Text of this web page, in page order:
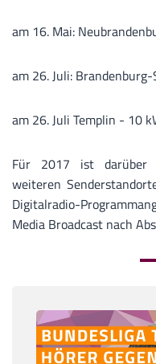
am 16. Mai:
am 26. Juli:
am 26. Juli Templin - 10
Für 2017 ist darüber
weiteren
Digitalradio-
Media Broadcast nach